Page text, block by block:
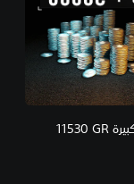
لمجموعة الكبيرة ‎11530 GR